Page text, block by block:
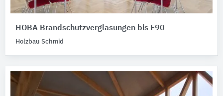
HOBA Brandschutzverglasungen bis F90
Holzbau Schmid